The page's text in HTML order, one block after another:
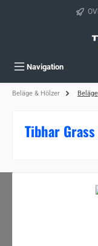
Navigation
Beläge & Hölzer Beläge
Tibhar Grass